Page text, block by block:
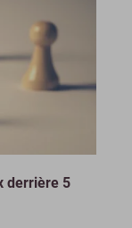
derrière 5